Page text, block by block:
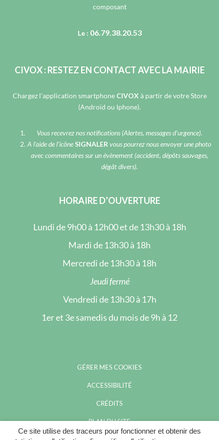
Ce site utilise des traceurs pour fonctionner et obtenir des
composant
Le : 06.79.38.20.53
CIVOX : RESTEZ EN CONTACT AVEC LA MAIRIE
Chargez l’application smartphone CIVOX à partir de votre Store
(Androïd ou Iphone).
Vous recevrez nos notifications (Alertes, messages d’urgence).
A l’aide de l’icône SIGNALER vous pourrez nous envoyer une photo
avec commentaires sur un évènement (accident, dépôts sauvages,
dégât divers).
HORAIRE D’OUVERTURE
Lundi de 9h00 à 12h00 et de 13h30 à 18h
Mardi de 13h30 à 18h
Mercredi de 13h30 à 18h
Jeudi fermé
Vendredi de 13h30 à 17h
1er et 3e samedis du mois de 9h à 12
GÉRER MES COOKIES
ACCESSIBILITÉ
CRÉDITS
PLAN DU SITE